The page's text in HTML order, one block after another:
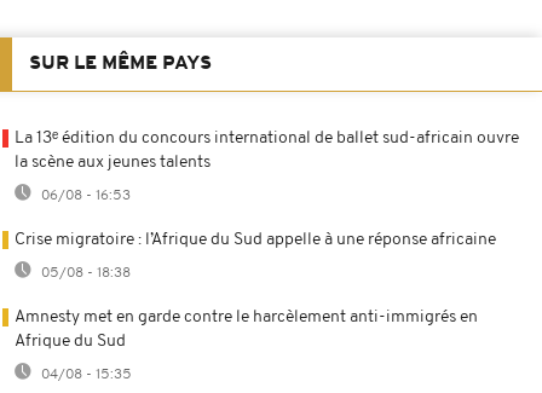
SUR LE MÊME PAYS
La 13ᵉ édition du concours international de ballet sud-africain ouvre
la scène aux jeunes talents
06/08 - 16:53
Crise migratoire : l’Afrique du Sud appelle à une réponse africaine
05/08 - 18:38
Amnesty met en garde contre le harcèlement anti-immigrés en
Afrique du Sud
04/08 - 15:35